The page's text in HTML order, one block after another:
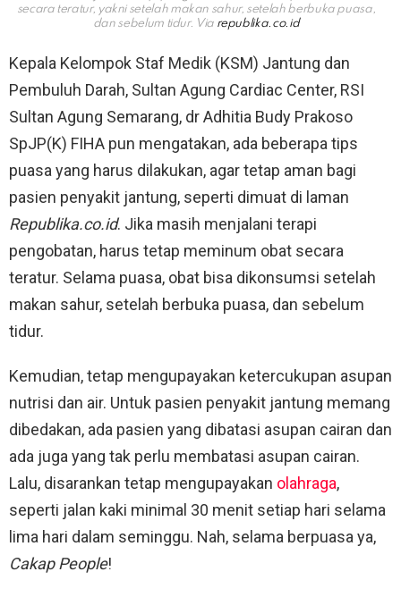
secara teratur, yakni setelah makan sahur, setelah berbuka puasa,
dan sebelum tidur. Via republika.co.id
Kepala Kelompok Staf Medik (KSM) Jantung dan
Pembuluh Darah, Sultan Agung Cardiac Center, RSI
Sultan Agung Semarang, dr Adhitia Budy Prakoso
SpJP(K) FIHA pun mengatakan, ada beberapa tips
puasa yang harus dilakukan, agar tetap aman bagi
pasien penyakit jantung, seperti dimuat di laman
Republika.co.id. Jika masih menjalani terapi
pengobatan, harus tetap meminum obat secara
teratur. Selama puasa, obat bisa dikonsumsi setelah
makan sahur, setelah berbuka puasa, dan sebelum
tidur.
Kemudian, tetap mengupayakan ketercukupan asupan
nutrisi dan air. Untuk pasien penyakit jantung memang
dibedakan, ada pasien yang dibatasi asupan cairan dan
ada juga yang tak perlu membatasi asupan cairan.
Lalu, disarankan tetap mengupayakan olahraga,
seperti jalan kaki minimal 30 menit setiap hari selama
lima hari dalam seminggu. Nah, selama berpuasa ya,
Cakap People!